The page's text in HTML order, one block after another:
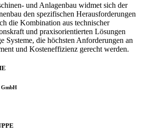
und Anlagenbau widmet sich der
den spezifischen Herausforderungen
die Kombination aus technischer
und praxisorientierten Lösungen
Systeme, die höchsten Anforderungen an
und Kosteneffizienz gerecht werden.
GmbH